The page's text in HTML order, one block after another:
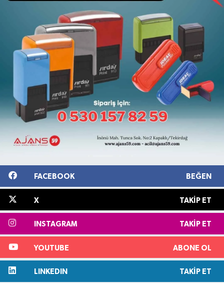
FACEBOOK BEĞEN
X TAKIP ET
INSTAGRAM TAKIP ET
YOUTUBE ABONE OL
LINKEDIN TAKIP ET